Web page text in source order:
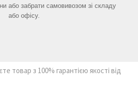
або забрати самовивозом зі складу
або офісу.
товар з 100% гарантією якості від